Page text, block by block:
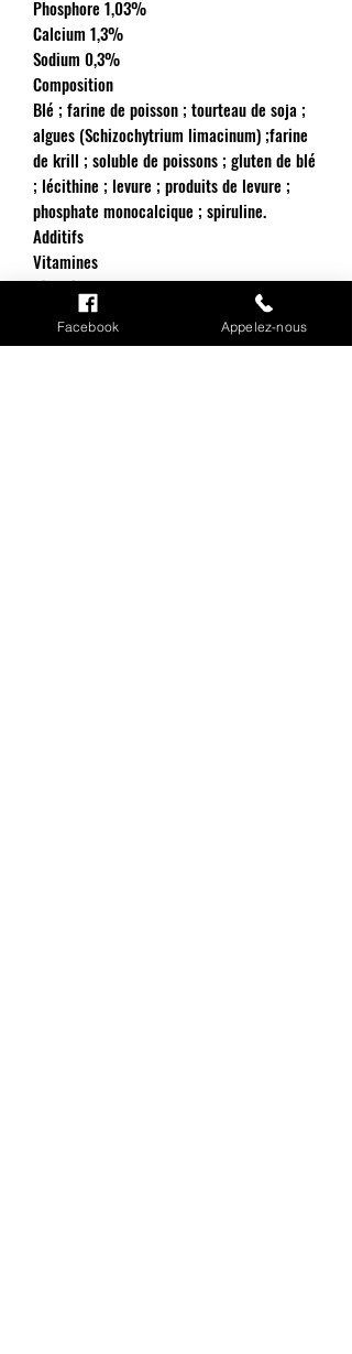
Phosphore 1,03%
Calcium 1,3%
Sodium 0,3%
Composition
Blé ; farine de poisson ; tourteau de soja ;
algues (Schizochytrium limacinum) ;farine
de krill ; soluble de poissons ; gluten de blé
; lécithine ; levure ; produits de levure ;
phosphate monocalcique ; spiruline.
Additifs
Vitamines
Vitamine E 200 mg/kg
Vitamine C 600 mg/kg
Vitamine A 25.000 UI/kg
Facebook Appelez-nous